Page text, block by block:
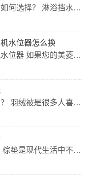
淋浴挡水条的材质该如何选择？ 淋浴挡水条是一种安装在淋浴区域边缘的装置，用于防止水流外漏，保持浴室地面干爽。它的材质决定了其耐用性、防水效果以及外观美观度，因此在选择淋浴挡水条的材质时需要仔细考虑。 1. 不锈钢材质 不锈钢材质的淋浴挡水条具有较高的耐腐蚀性和强度，可以长期使用而不会生锈、变形或者损坏。此外，不锈钢材质的淋浴挡水条还具有良好的防水效果，可有效防止水流外漏，保持浴室干爽。 2. PVC材质 PVC材质的淋浴挡水条是一种轻便且容易安装的选择。它...
水位器怎么换
如何更换美菱洗衣机水位器 如果您的美菱洗衣机的水位器出现了故障，需要进行更换，本文将为您介绍具体的更换步骤。 准备工作 在开始更换前，您需要先准备以下工具： 扳手 螺丝刀 新的水位器 步骤 步骤一：拆下原来的水位器 首先，需要将洗衣机断电，并拆下洗衣机面板上的螺丝，并将面板拆下，以便更换水位器。 接下来，按照水位器的安装位置拆下原来的水位器。如果您不知道水位器的位置，可以参考洗衣机的用户手册。 步骤二：安装新的水位器 将新的水位器按照原来的...
如何正确清洗羽绒被？ 羽绒被是很多人喜欢的一种被子，因为它柔软舒适，又能有效保暖。但是，很多人不知道该如何清洗羽绒被，担心会损坏被子或影响保暖效果。下面就来介绍一下如何正确清洗羽绒被。 1. 要选择正确的清洗剂 首先，要选择一款适合羽绒被的清洗剂。最好选择专门针对羽绒被的洗涤剂，因为这种洗涤剂能够充分去除污渍，并且不会损坏被子内的细小羽毛。 2. 洗前要仔细查看洗标 在清洗羽绒被之前，一定要认真查看洗标，看看被子是否支持水洗和机洗。有些高档的羽绒被是不支持...
求问什么品牌棕垫好 棕垫是现代生活中不可或缺的家居用品，可以起到保护身体健康、减少噪音等作用。那么，什么品牌的棕垫好呢？下面就来为大家介绍几个较为优秀的品牌。 1. IKEA IKEA是全球知名的家居品牌，其生产的棕垫材料天然、环保，不含有害物质，使用寿命长，而且价格相对较为亲民，深受消费者的喜爱。 2. MUJI MUJI是一家日本品牌，其生产的棕垫采用高弹性、高密度的天然棕榈皮制作，具有很好的支撑力和舒适度，而且外形简约美观，适合放在各种装修风格的房间...